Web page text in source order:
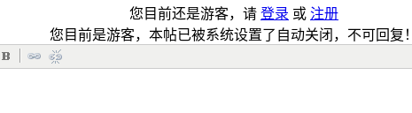
您目前还是游客，请 登录 或 注册
您目前是游客，本帖已被系统设置了自动关闭，不可回复！